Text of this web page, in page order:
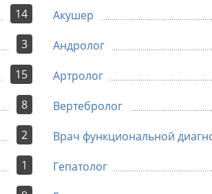
14
Акушер
3
Андролог
15
Артролог
8
Вертебролог
2
Врач функциональной
1
Гепатолог